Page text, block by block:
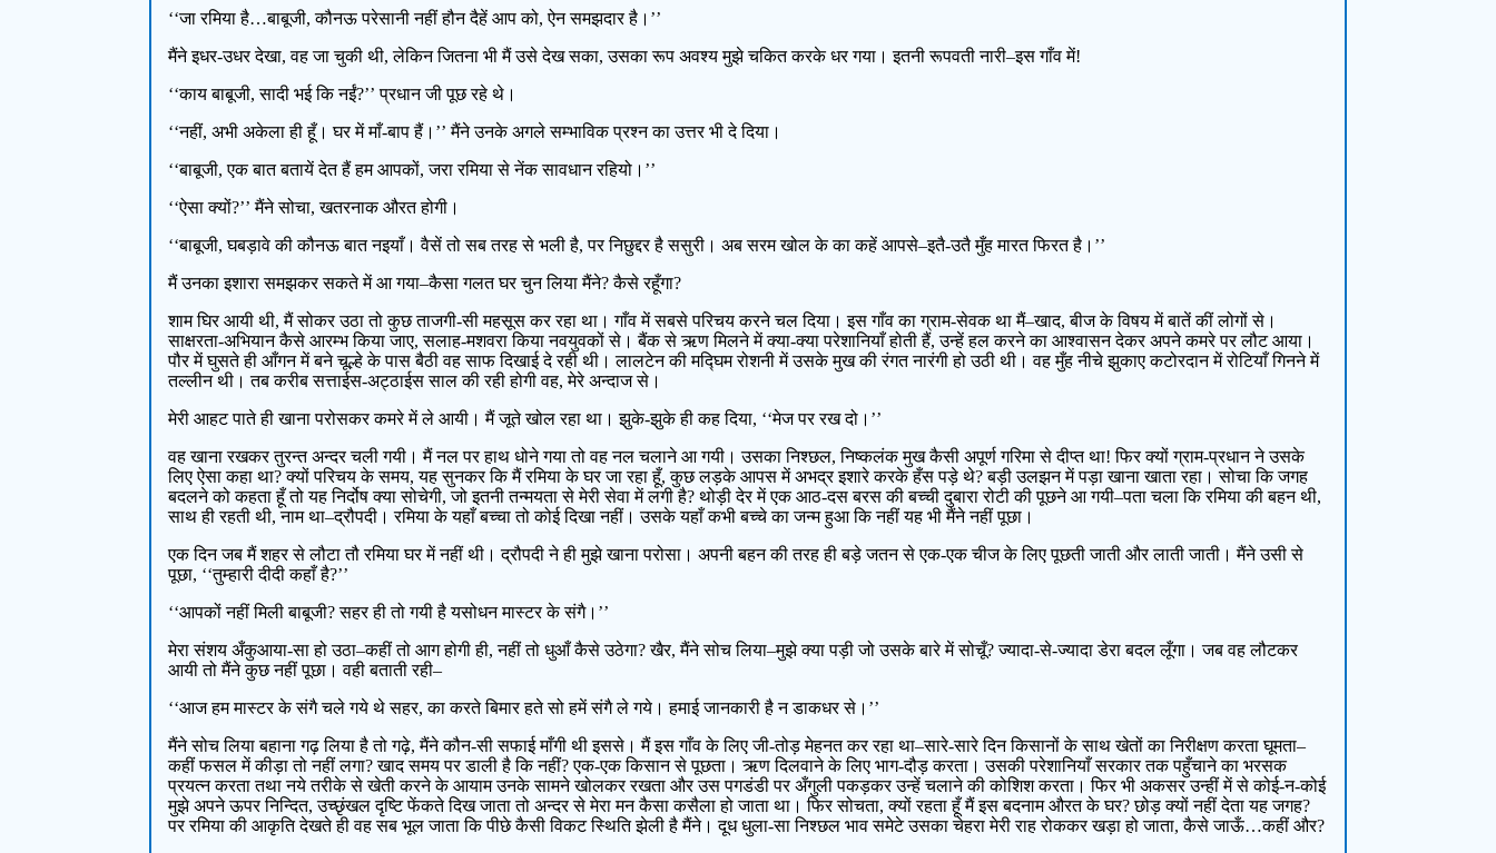
‘‘जा रमिया है…बाबूजी, कौनऊ परेसानी नहीं हौन दैहें आप को, ऐन समझदार है।’’
मैंने इधर-उधर देखा, वह जा चुकी थी, लेकिन जितना भी मैं उसे देख सका, उसका रूप अवश्य मुझे चकित करके धर गया। इतनी रूपवती नारी–इस गाँव में!
‘‘काय बाबूजी, सादी भई कि नईं?’’ प्रधान जी पूछ रहे थे।
‘‘नहीं, अभी अकेला ही हूँ। घर में माँ-बाप हैं।’’ मैंने उनके अगले सम्भाविक प्रश्न का उत्तर भी दे दिया।
‘‘बाबूजी, एक बात बतायें देत हैं हम आपकों, जरा रमिया से नेंक सावधान रहियो।’’
‘‘ऐसा क्यों?’’ मैंने सोचा, खतरनाक औरत होगी।
‘‘बाबूजी, घबड़ावे की कौनऊ बात नइयाँ। वैसें तो सब तरह से भली है, पर निछुद्दर है ससुरी। अब सरम खोल के का कहें आपसे–इतै-उतै मुँह मारत फिरत है।’’
मैं उनका इशारा समझकर सकते में आ गया–कैसा गलत घर चुन लिया मैंने? कैसे रहूँगा?
शाम घिर आयी थी, मैं सोकर उठा तो कुछ ताजगी-सी महसूस कर रहा था। गाँव में सबसे परिचय करने चल दिया। इस गाँव का ग्राम-सेवक था मैं–खाद, बीज के विषय में बातें कीं लोगों से।
साक्षरता-अभियान कैसे आरम्भ किया जाए, सलाह-मशवरा किया नवयुवकों से। बैंक से ऋण मिलने में क्या-क्या परेशानियाँ होती हैं, उन्हें हल करने का आश्वासन देकर अपने कमरे पर लौट आया।
पौर में घुसते ही आँगन में बने चूल्हे के पास बैठी वह साफ दिखाई दे रही थी। लालटेन की मद्घिम रोशनी में उसके मुख की रंगत नारंगी हो उठी थी। वह मुँह नीचे झुकाए कटोरदान में रोटियाँ गिनने में
तल्लीन थी। तब करीब सत्ताईस-अट्ठाईस साल की रही होगी वह, मेरे अन्दाज से।
मेरी आहट पाते ही खाना परोसकर कमरे में ले आयी। मैं जूते खोल रहा था। झुके-झुके ही कह दिया, ‘‘मेज पर रख दो।’’
वह खाना रखकर तुरन्त अन्दर चली गयी। मैं नल पर हाथ धोने गया तो वह नल चलाने आ गयी। उसका निश्छल, निष्कलंक मुख कैसी अपूर्ण गरिमा से दीप्त था! फिर क्यों ग्राम-प्रधान ने उसके
लिए ऐसा कहा था? क्यों परिचय के समय, यह सुनकर कि मैं रमिया के घर जा रहा हूँ, कुछ लड़के आपस में अभद्र इशारे करके हँस पड़े थे? बड़ी उलझन में पड़ा खाना खाता रहा। सोचा कि जगह
बदलने को कहता हूँ तो यह निर्दोष क्या सोचेगी, जो इतनी तन्मयता से मेरी सेवा में लगी है? थोड़ी देर में एक आठ-दस बरस की बच्ची दुबारा रोटी की पूछने आ गयी–पता चला कि रमिया की बहन थी,
साथ ही रहती थी, नाम था–द्रौपदी। रमिया के यहाँ बच्चा तो कोई दिखा नहीं। उसके यहाँ कभी बच्चे का जन्म हुआ कि नहीं यह भी मैंने नहीं पूछा।
एक दिन जब मैं शहर से लौटा तौ रमिया घर में नहीं थी। द्रौपदी ने ही मुझे खाना परोसा। अपनी बहन की तरह ही बड़े जतन से एक-एक चीज के लिए पूछती जाती और लाती जाती। मैंने उसी से
पूछा, ‘‘तुम्हारी दीदी कहाँ है?’’
‘‘आपकों नहीं मिली बाबूजी? सहर ही तो गयी है यसोधन मास्टर के संगै।’’
मेरा संशय अँकुआया-सा हो उठा–कहीं तो आग होगी ही, नहीं तो धुआँ कैसे उठेगा? खैर, मैंने सोच लिया–मुझे क्या पड़ी जो उसके बारे में सोचूँ? ज्यादा-से-ज्यादा डेरा बदल लूँगा। जब वह लौटकर
आयी तो मैंने कुछ नहीं पूछा। वही बताती रही–
‘‘आज हम मास्टर के संगै चले गये थे सहर, का करते बिमार हते सो हमें संगै ले गये। हमाई जानकारी है न डाकधर से।’’
मैंने सोच लिया बहाना गढ़ लिया है तो गढ़े, मैंने कौन-सी सफाई माँगी थी इससे। मैं इस गाँव के लिए जी-तोड़ मेहनत कर रहा था–सारे-सारे दिन किसानों के साथ खेतों का निरीक्षण करता घूमता–
कहीं फसल में कीड़ा तो नहीं लगा? खाद समय पर डाली है कि नहीं? एक-एक किसान से पूछता। ऋण दिलवाने के लिए भाग-दौड़ करता। उसकी परेशानियाँ सरकार तक पहुँचाने का भरसक
प्रयत्न करता तथा नये तरीके से खेती करने के आयाम उनके सामने खोलकर रखता और उस पगडंडी पर अँगुली पकड़कर उन्हें चलाने की कोशिश करता। फिर भी अकसर उन्हीं में से कोई-न-कोई
मुझे अपने ऊपर निन्दित, उच्छृंखल दृष्टि फेंकते दिख जाता तो अन्दर से मेरा मन कैसा कसैला हो जाता था। फिर सोचता, क्यों रहता हूँ मैं इस बदनाम औरत के घर? छोड़ क्यों नहीं देता यह जगह?
पर रमिया की आकृति देखते ही वह सब भूल जाता कि पीछे कैसी विकट स्थिति झेली है मैंने। दूध धुला-सा निश्छल भाव समेटे उसका चेहरा मेरी राह रोककर खड़ा हो जाता, कैसे जाऊँ…कहीं और?